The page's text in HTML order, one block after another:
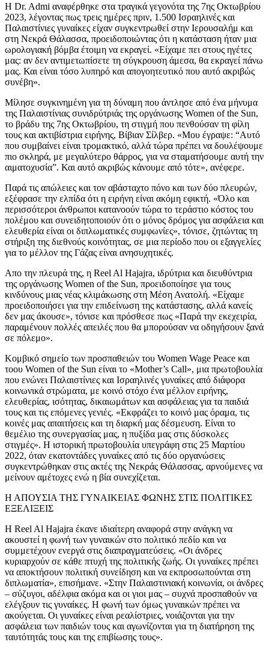
Η Dr. Admi αναφέρθηκε στα τραγικά γεγονότα της 7ης Οκτωβρίου
2023, λέγοντας πως τρεις ημέρες πριν, 1.500 Ισραηλινές και
Παλαιστίνιες γυναίκες είχαν συγκεντρωθεί στην Ιερουσαλήμ και
στη Νεκρά Θάλασσα, προειδοποιώντας ότι η κατάσταση ήταν μια
ωρολογιακή βόμβα έτοιμη να εκραγεί. «Είχαμε πει στους ηγέτες
μας: αν δεν αντιμετωπίσετε τη σύγκρουση άμεσα, θα εκραγεί πάνω
μας. Και είναι τόσο λυπηρό και απογοητευτικό που αυτό ακριβώς
συνέβη».
Μίλησε συγκινημένη για τη δύναμη που άντλησε από ένα μήνυμα
της Παλαιστίνιας συνιδρύτριάς της οργάνωσης Women of the Sun,
το βράδυ της 7ης Οκτωβρίου, τη στιγμή που πενθούσαν τη φίλη
τους και ακτιβίστρια ειρήνης, Βίβιαν Σίλβερ. «Μου έγραψε: “Αυτό
που συμβαίνει είναι τρομακτικό, αλλά τώρα πρέπει να δουλέψουμε
πιο σκληρά, με μεγαλύτερο θάρρος, για να σταματήσουμε αυτή την
αιματοχυσία”. Και αυτό ακριβώς κάνουμε από τότε», ανέφερε.
Παρά τις απώλειες και τον αβάσταχτο πόνο και των δύο πλευρών,
εξέφρασε την ελπίδα ότι η ειρήνη είναι ακόμη εφικτή. «Όλο και
περισσότεροι άνθρωποι κατανοούν τώρα το τεράστιο κόστος του
πολέμου και συνειδητοποιούν ότι ο μόνος δρόμος για ασφάλεια και
ελευθερία είναι οι διπλωματικές συμφωνίες», τόνισε, ζητώντας τη
στήριξη της διεθνούς κοινότητας, σε μια περίοδο που οι εξαγγελίες
για το μέλλον της Γάζας είναι ανησυχητικές.
Απο την πλευρά της, η Reel Al Hajajra, ιδρύτρια και διευθύντρια
της οργάνωσης Women of the Sun, προειδοποίησε για τους
κινδύνους μιας νέας κλιμάκωσης στη Μέση Ανατολή. «Είχαμε
προειδοποιήσει για την επιδείνωση της κατάστασης, αλλά κανείς
δεν μας άκουσε», τόνισε και πρόσθεσε πως «Παρά την εκεχειρία,
παραμένουν πολλές απειλές που θα μπορούσαν να οδηγήσουν ξανά
σε πόλεμο».
Κομβικό σημείο των προσπαθειών του Women Wage Peace και
τοου Women of the Sun είναι το «Mother’s Call», ​μια πρωτοβουλία
που ενώνει Παλαιστίνιες και Ισραηλινές γυναίκες από διάφορα
κοινωνικά στρώματα, με κοινό στόχο ένα μέλλον ειρήνης,
ελευθερίας, ισότητας, δικαιωμάτων και ασφάλειας για τα παιδιά
τους και τις επόμενες γενιές. «Εκφράζει το κοινό μας όραμα, τις
κοινές μας απαιτήσεις και τη διαρκή μας δέσμευση. Είναι το
θεμέλιο της συνεργασίας μας, η πυξίδα μας στις δύσκολες
στιγμές». Η ιστορική πρωτοβουλία υπεγράφη στις 25 Μαρτίου
2022, όταν εκατοντάδες γυναίκες από τις δύο οργανώσεις
συγκεντρώθηκαν στις ακτές της Νεκράς Θάλασσας, αρνούμενες να
μείνουν αμέτοχες ενώ η βία συνεχίζεται.
Η ΑΠΟΥΣΙΑ ΤΗΣ ΓΥΝΑΙΚΕΙΑΣ ΦΩΝΗΣ ΣΤΙΣ ΠΟΛΙΤΙΚΕΣ
ΕΞΕΛΙΞΕΙΣ
Η Reel Al Hajajra έκανε ιδιαίτερη αναφορά στην ανάγκη να
ακουστεί η φωνή των γυναικών στο πολιτικό πεδίο και να
συμμετέχουν ενεργά στις διαπραγματεύσεις. «Οι άνδρες
κυριαρχούν σε κάθε πτυχή της πολιτικής ζωής. Οι γυναίκες πρέπει
να αποκτήσουν πολιτική συνείδηση και να εκπροσωπούνται στη
διπλωματία», επισήμανε. «Στην Παλαιστινιακή κοινωνία, οι άνδρες
– σύζυγοι, αδέλφια ακόμα και οι γιοι μας – συχνά προσπαθούν να
ελέγξουν τις γυναίκες. Η φωνή των όμως γυναικών πρέπει να
ακούγεται. Οι γυναίκες είναι ρεαλίστριες, νοιάζονται για την
ασφάλεια των παιδιών τους και αγωνίζονται για τη διατήρηση της
ταυτότητάς τους και της επιβίωσης τους».